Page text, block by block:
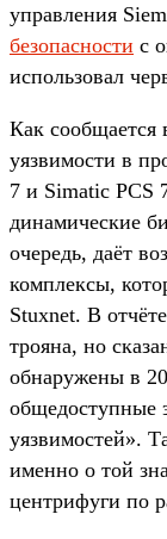
управления
безопасности с
использовал
Как сообщается
уязвимости в
7 и Simatic PCS
динамические
очередь, даёт
комплексы,
Stuxnet. В
трояна, но
обнаружены в
общедоступные
уязвимостей».
именно о той
центрифуги по